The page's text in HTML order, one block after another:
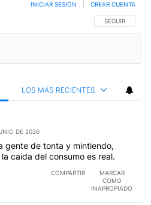
SIGA ESTA
SEGUIR
INICIAR SESIÓN CREAR CUENTA
LOS MÁS RECIENTES
DE 2026
gente de tonta y mintiendo,
caida del consumo es real.
COMPARTIR
MARCAR
COMO
INAPROPIADO